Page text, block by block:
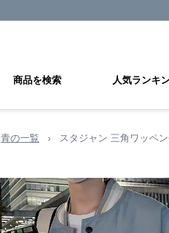
商品を検索 人気ランキ
青の一覧 › スタジャン 三角ワッペ